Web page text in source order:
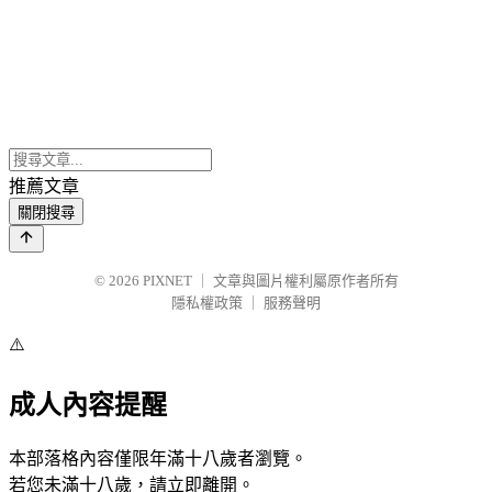
推薦文章
關閉搜尋
© 2026 PIXNET
文章與圖片權利屬原作者所有
隱私權政策
服務聲明
⚠️
成人內容提醒
本部落格內容僅限年滿十八歲者瀏覽。
若您未滿十八歲，請立即離開。